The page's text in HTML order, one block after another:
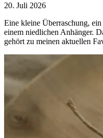
20. Juli 2026
Eine kleine Überraschung,
einem niedlichen Anhänger.
gehört zu meinen aktuellen